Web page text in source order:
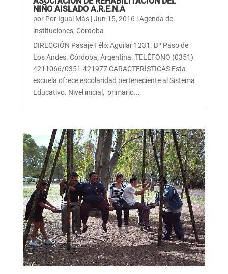
NIÑO AISLADO A.R.E.N.A
por Por Igual Más|Jun 15, 2016 |Agenda de
instituciones, Córdoba
DIRECCIÓN Pasaje Félix Aguilar 1231. Bº Paso de
Los Andes. Córdoba, Argentina. TELÉFONO (0351)
4211066/0351-421977 CARACTERÍSTICAS Esta
escuela ofrece escolaridad perteneciente al Sistema
Educativo. Nivel inicial, primario...